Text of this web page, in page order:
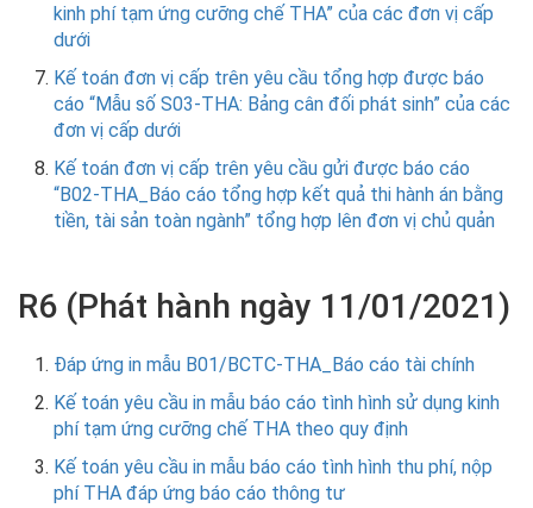
kinh phí tạm ứng cưỡng chế THA” của các đơn vị cấp
dưới
Kế toán đơn vị cấp trên yêu cầu tổng hợp được báo
cáo “Mẫu số S03-THA: Bảng cân đối phát sinh” của các
đơn vị cấp dưới
Kế toán đơn vị cấp trên yêu cầu gửi được báo cáo
“B02-THA_Báo cáo tổng hợp kết quả thi hành án bằng
tiền, tài sản toàn ngành” tổng hợp lên đơn vị chủ quản
R6 (Phát hành ngày 11/01/2021)
Đáp ứng in mẫu B01/BCTC-THA_Báo cáo tài chính
Kế toán yêu cầu in mẫu báo cáo tình hình sử dụng kinh
phí tạm ứng cưỡng chế THA theo quy định
Kế toán yêu cầu in mẫu báo cáo tình hình thu phí, nộp
phí THA đáp ứng báo cáo thông tư